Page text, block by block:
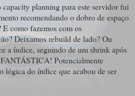
capacity planning para este servidor fui
recomendando o dobro de espaço
como fazemos com os
Deixamos rebuild de lado? Ou
a índice, seguindo de um shrink após
Potencialmente
lógica do índice que acabou de ser